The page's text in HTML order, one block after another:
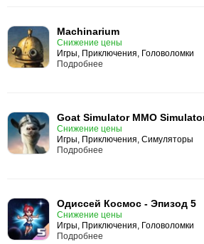
Machinarium
Снижение цены
Игры, Приключения, Головоломки
Подробнее
Goat Simulator MMO
Снижение цены
Игры, Приключения, Симуляторы
Подробнее
Одиссей Космос - Эпизод 5
Снижение цены
Игры, Приключения, Головоломки
Подробнее